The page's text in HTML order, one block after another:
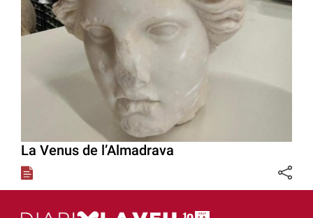
La Venus de l’Almadrava